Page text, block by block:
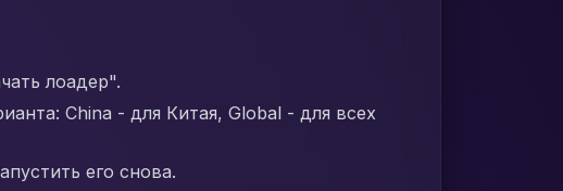
лоадер".
China - для Китая, Global - для всех
его снова.